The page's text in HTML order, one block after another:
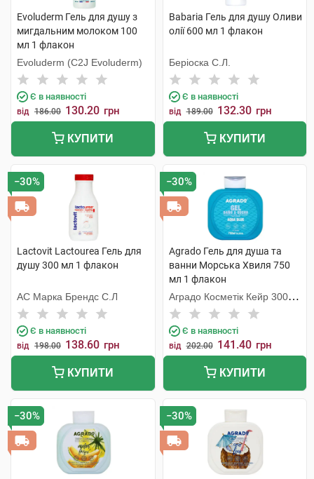
Evoluderm Гель для душу з
мигдальним молоком 100
мл 1 флакон
Evoluderm (C2J Evoluderm)
Є в наявності
від 186.00 130.20 грн
КУПИТИ
Babaria Гель для душу Оливи
олії 600 мл 1 флакон
Беріоска С.Л.
Є в наявності
від 189.00 132.30 грн
КУПИТИ
−30%
Lactovit Lactourea Гель для
душу 300 мл 1 флакон
АС Марка Брендс С.Л
Є в наявності
від 198.00 138.60 грн
КУПИТИ
−30%
Agrado Гель для душа та
ванни Морська Хвиля 750
мл 1 флакон
Аградо Косметік Кейр 3000
С.Л.У.
Є в наявності
від 202.00 141.40 грн
КУПИТИ
−30% −30%